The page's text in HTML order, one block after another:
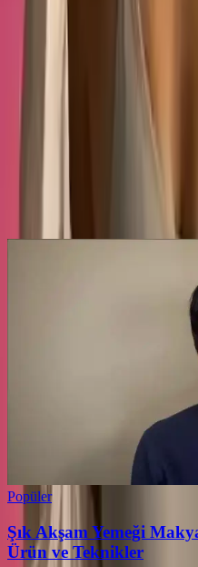
Yorumlar:
Ayın popüler yazıları
Popüler
Şık Akşam Yemeği
Ürün ve Teknikler